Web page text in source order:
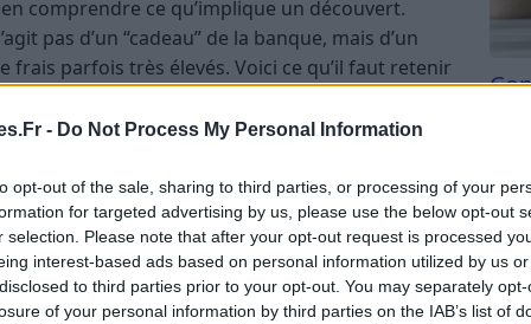
- Do Not Process My Personal Information
opt-out of the sale, sharing to third parties, or processing of your
for targeted advertising by us, please use the below opt-out
selection. Please note that after your opt-out request is processed
interest-based ads based on personal information utilized by us
to third parties prior to your opt-out. You may separately
of your personal information by third parties on the IAB’s list of
comprendre ce qu’implique un découvert.
pas d’un “cadeau” de la banque, mais d’un
parfois très élevés. Voici ce qu’il faut retenir
votre convention de compte.
dépassez ce montant, les frais explosent et la
calculés sur la somme utilisée et le nombre
Tri
du